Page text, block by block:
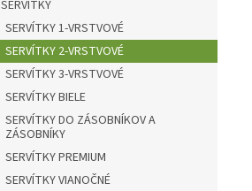
SERVÍTKY
SERVÍTKY 1-VRSTVOVÉ
SERVÍTKY 2-VRSTVOVÉ
SERVÍTKY 3-VRSTVOVÉ
SERVÍTKY BIELE
SERVÍTKY DO ZÁSOBNÍKOV A
ZÁSOBNÍKY
SERVÍTKY PREMIUM
SERVÍTKY VIANOČNÉ